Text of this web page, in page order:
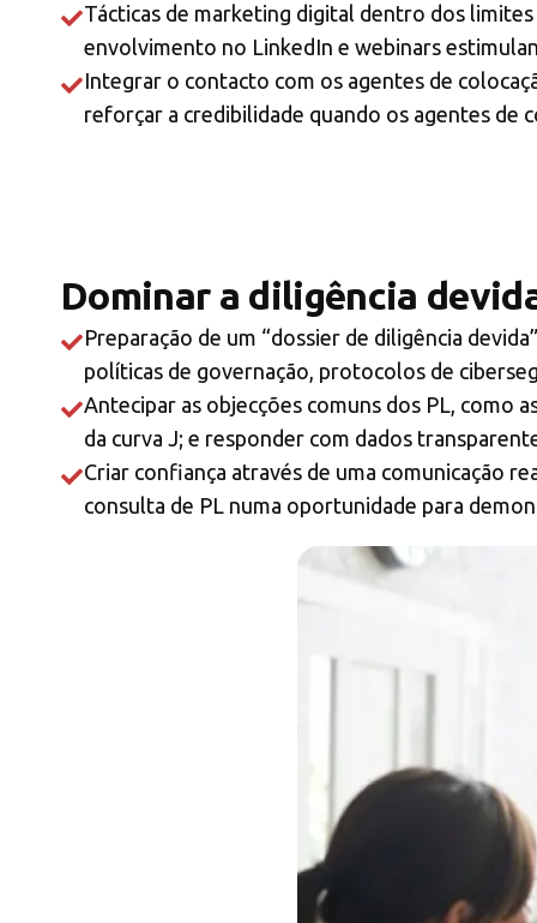
Tácticas de marketing digital dentro dos
envolvimento no LinkedIn e webinars
Integrar o contacto com os agentes de
reforçar a credibilidade quando os agentes de
Dominar a diligência
Preparação de um “dossier de diligência
políticas de governação, protocolos de
Antecipar as objecções comuns dos PL, como
da curva J; e responder com dados
Criar confiança através de uma comunicação
consulta de PL numa oportunidade para